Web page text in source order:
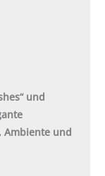
und
Ambiente und